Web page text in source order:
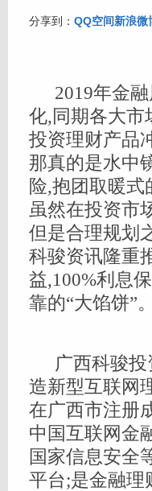
分享到： QQ空间新浪微
2019年金
化,同期各大市
投资理财产品
那真的是水中
险,抱团取暖式
虽然在投资市
但是合理规划
科骏资讯隆重
益,100%利息
靠的“大馅饼”。
广西科骏
造新型互联网
在广西市注册
中国互联网金
国家信息安全
平台;是金融理